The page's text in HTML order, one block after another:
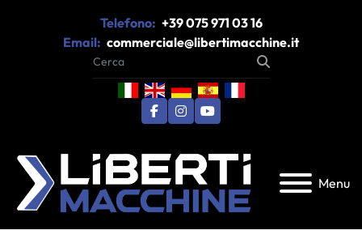
Telefono: +39 075 971 03 16
Email: commerciale@libertimacchine.it
facebook
instagram
youtube
Menu